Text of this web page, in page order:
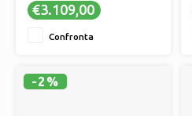
✔ Resistente alle intemperie e
✔ Mescola, fai scorrere e
✔ Set completo da salotto con
5 posti
€3.109,00
Confronta
-2%